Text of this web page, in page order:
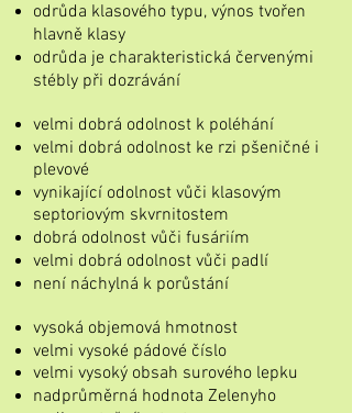
odrůda klasového typu, výnos tvořen
hlavně klasy
odrůda je charakteristická červenými
stébly při dozrávání
velmi dobrá odolnost k poléhání
velmi dobrá odolnost ke rzi pšeničné i
plevové
vynikající odolnost vůči klasovým
septoriovým skvrnitostem
dobrá odolnost vůči fusáriím
velmi dobrá odolnost vůči padlí
není náchylná k porůstání
vysoká objemová hmotnost
velmi vysoké pádové číslo
velmi vysoký obsah surového lepku
nadprůměrná hodnota Zelenyho